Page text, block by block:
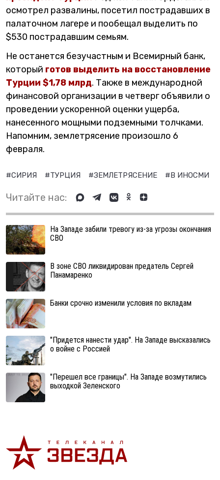
осмотрел развалины, посетил пострадавших в
палаточном лагере и пообещал выделить по
$530 пострадавшим семьям.
Не останется безучастным и Всемирный банк,
который готов выделить на восстановление
Турции $1,78 млрд. Также в международной
финансовой организации в четверг объявили о
проведении ускоренной оценки ущерба,
нанесенного мощными подземными толчками.
Напомним, землетрясение произошло 6
февраля.
#СИРИЯ #ТУРЦИЯ #ЗЕМЛЕТРЯСЕНИЕ #В ИНОСМИ
Читайте нас:
На Западе забили тревогу из-за угрозы окончания
СВО
В зоне СВО ликвидирован предатель Сергей
Панамаренко
Банки срочно изменили условия по вкладам
"Придется нанести удар". На Западе высказались
о войне с Россией
"Перешел все границы". На Западе возмутились
выходкой Зеленского